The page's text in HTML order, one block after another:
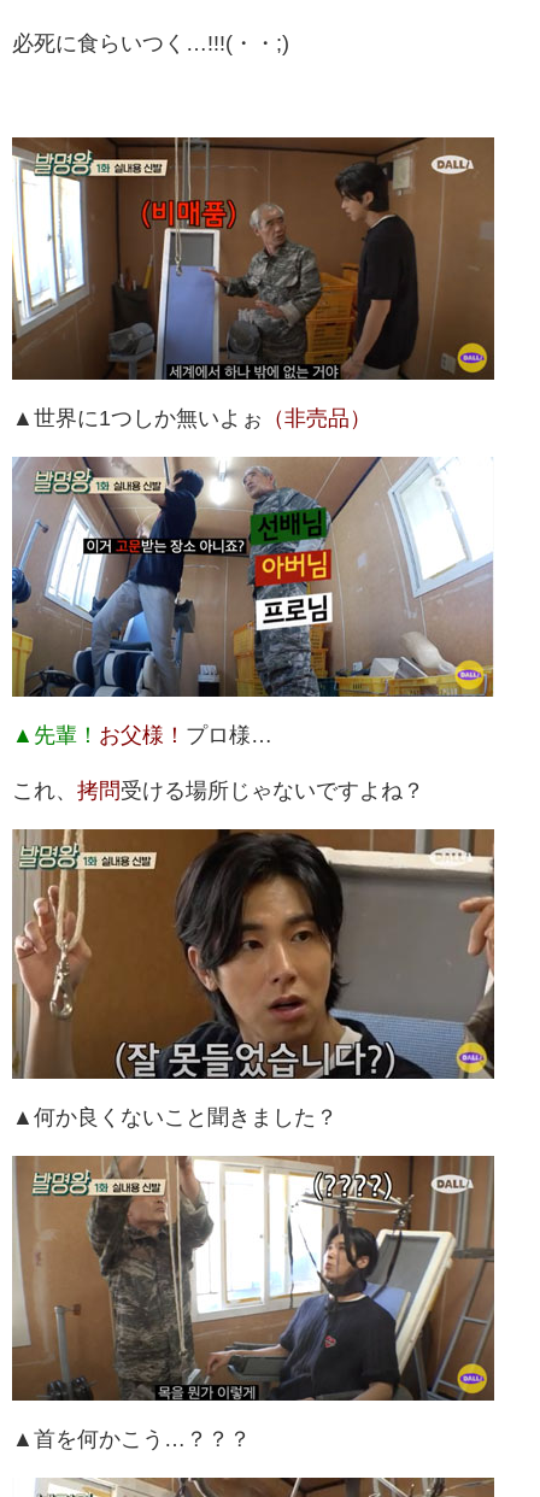
必死に食らいつく…!!!(・・;)
▲世界に1つしか無いよぉ （非売品）
▲先輩！ お父様！ プロ様…
これ、 拷問受ける場所じゃないですよね？
▲何か良くないこと聞きました？
▲首を何かこう…？？？